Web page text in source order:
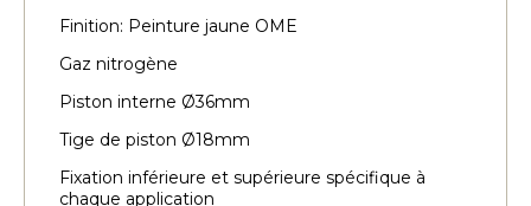
Finition: Peinture jaune OME
Gaz nitrogène
Piston interne Ø36mm
Tige de piston Ø18mm
Fixation inférieure et supérieure spécifique à
chaque application